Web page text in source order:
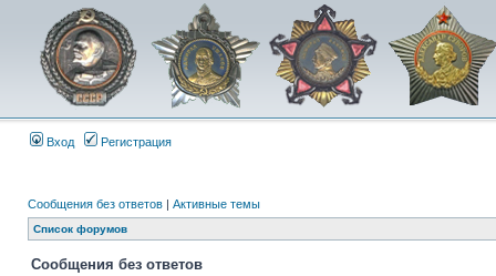
Вход Регистрация
Сообщения без ответов | Активные темы
Список форумов
Сообщения без ответов